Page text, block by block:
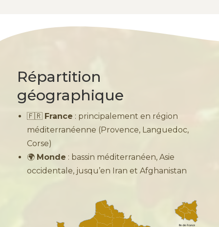
Répartition
géographique
🇫🇷 France : principalement en région
méditerranéenne (Provence, Languedoc,
Corse)
🌍 Monde : bassin méditerranéen, Asie
occidentale, jusqu’en Iran et Afghanistan